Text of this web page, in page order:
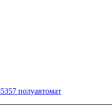
полуавтомат